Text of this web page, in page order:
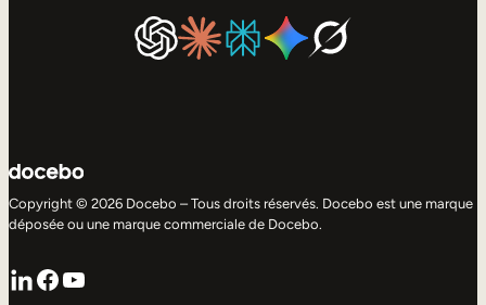
Copyright © 2026 Docebo – Tous droits réservés. Docebo est une marque
déposée ou une marque commerciale de Docebo.
LinkedIn
Facebook
YouTube